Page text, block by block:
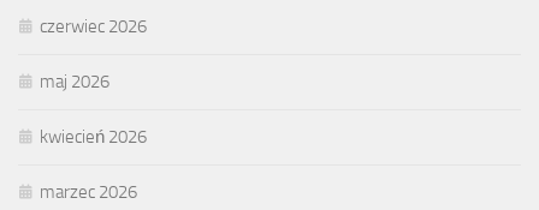
czerwiec 2026
maj 2026
kwiecień 2026
marzec 2026